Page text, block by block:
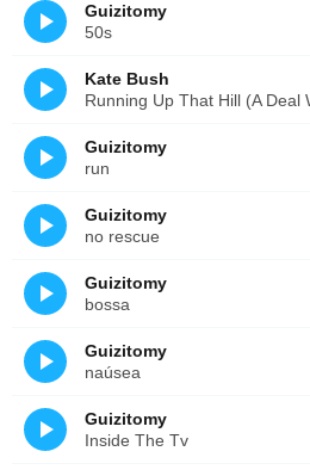
Guizitomy
50s
Kate Bush
Running Up That Hill (A Deal
Guizitomy
run
Guizitomy
no rescue
Guizitomy
bossa
Guizitomy
naúsea
Guizitomy
Inside The Tv